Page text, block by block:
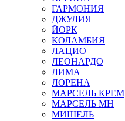
ГАРМОНИЯ
ДЖУЛИЯ
ЙОРК
КОЛАМБИЯ
ЛАЦИО
ЛЕОНАРДО
ЛИМА
ЛОРЕНА
МАРСЕЛЬ КРЕМ
МАРСЕЛЬ МН
МИШЕЛЬ